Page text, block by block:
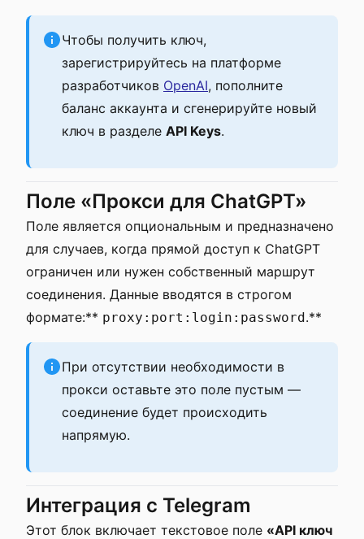
Чтобы получить ключ,
зарегистрируйтесь на платформе
разработчиков OpenAI, пополните
баланс аккаунта и сгенерируйте новый
ключ в разделе API Keys.
Поле «Прокси для ChatGPT»
Поле является опциональным и предназначено
для случаев, когда прямой доступ к ChatGPT
ограничен или нужен собственный маршрут
соединения. Данные вводятся в строгом
формате:** proxy:port:login:password.**
При отсутствии необходимости в
прокси оставьте это поле пустым —
соединение будет происходить
напрямую.
Интеграция с Telegram
Этот блок включает текстовое поле «API ключ